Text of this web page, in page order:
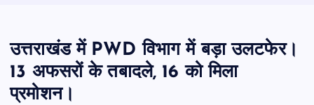
उत्तराखंड में PWD विभाग में बड़ा उलटफेर।
13 अफसरों के तबादले, 16 को मिला
प्रमोशन।